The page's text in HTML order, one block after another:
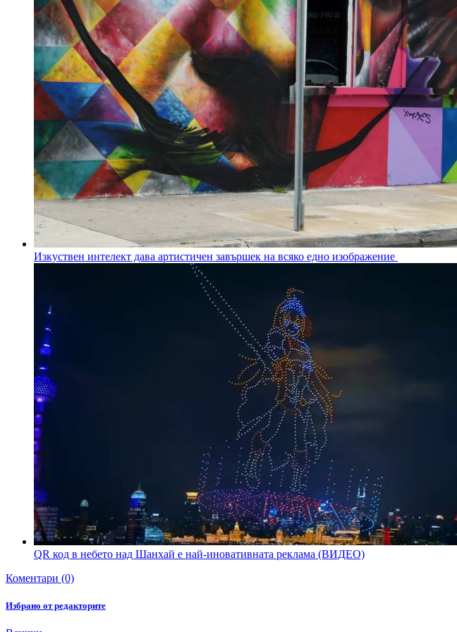
Изкуствен интелект дава артистичен завършек на всяко едно изображение
QR код в небето над Шанхай е най-иновативната реклама (ВИДЕО)
Коментари (0)
Избрано от редакторите